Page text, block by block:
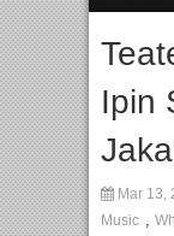
Orchestra Presents
Ipin
Mar 13,
Music ,